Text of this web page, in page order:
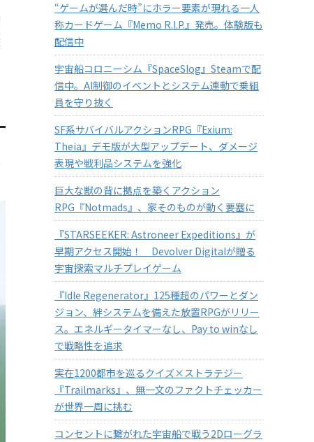
“ゲームが選んだ時”にホラー要素が現れる一人
称カードゲーム『Memo R.I.P.』発売。体験版も
配信中
宇宙船コロニーシム『SpaceSlog』Steamで配
信中。AI制御のイベントとシステム連動で乗組
員を守り抜く
SF系サバイバルアクションRPG『Exium:
Theia』デモ版が大型アップデート、ダメージ
表現や戦利品システムを強化
巨大な獣の背に拠点を築くアクション
RPG『Notmads』、家そのものが動く要塞に
『STARSEEKER: Astroneer Expeditions』が
早期アクセス開始！ Devolver Digitalが贈る
宇宙探索マルチプレイゲーム
『Idle Regenerator』125種超のパワーとダン
ジョン、絆システムを備えた放置RPGがリリー
ス。エネルギータイマーなし、Pay to winなし
で戦略性を追求
実在1200都市を巡るクイズ×ストラテジー
『Trailmarks』、無一文のファクトチェッカー
が世界一周に挑む
コンセントに繋がれた宇宙船で戦う2Dローグラ